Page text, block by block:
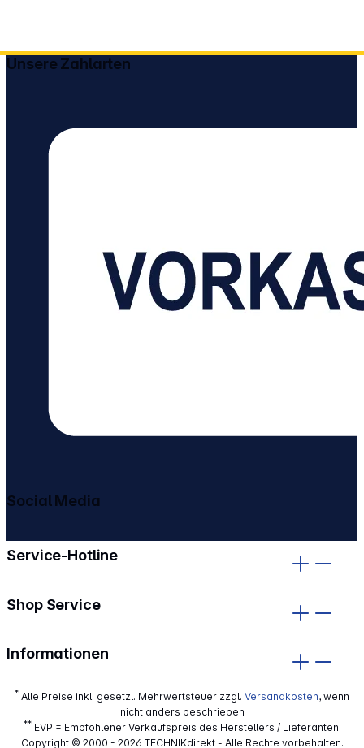
Service-Hotline
Shop Service
Informationen
Unsere Zahlarten
Social Media
* Alle Preise inkl. gesetzl. Mehrwertsteuer zzgl. Versandkosten, wenn
nicht anders beschrieben
** EVP = Empfohlener Verkaufspreis des Herstellers / Lieferanten.
Copyright © 2000 - 2026 TECHNIKdirekt - Alle Rechte vorbehalten.